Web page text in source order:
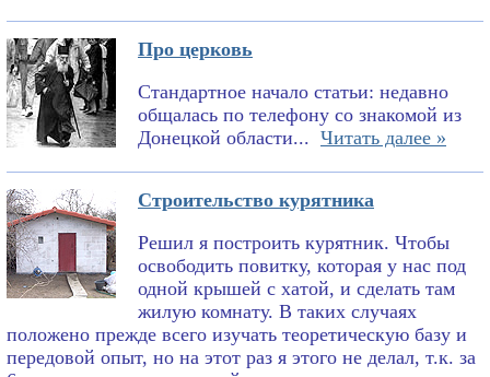
Про церковь
Стандартное начало статьи: недавно
общалась по телефону со знакомой из
Донецкой области... Читать далее »
Строительство курятника
Решил я построить курятник. Чтобы
освободить повитку, которая у нас под
одной крышей с хатой, и сделать там
жилую комнату. В таких случаях
положено прежде всего изучать теоретическую базу и
передовой опыт, но на этот раз я этого не делал, т.к. за